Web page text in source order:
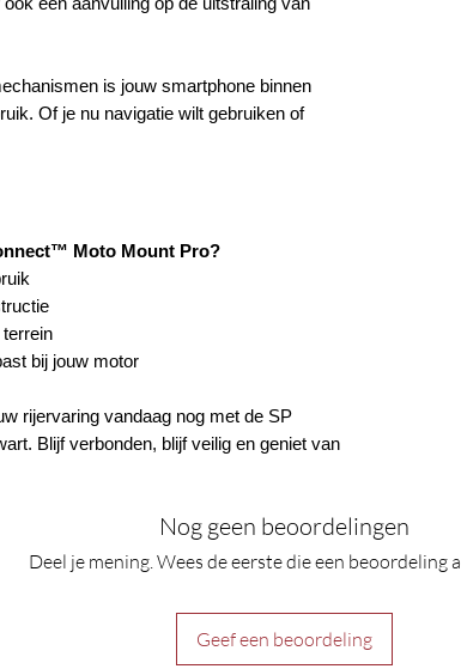
is jouw smartphone binnen
Of je nu navigatie wilt gebruiken of
Moto Mount Pro?
bij jouw motor
rijervaring vandaag nog met de SP
Blijf verbonden, blijf veilig en geniet van
Nog geen beoordelingen
Deel je mening. Wees de eerste die een beoordeling
Geef een beoordeling